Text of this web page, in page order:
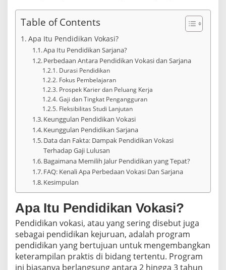
Table of Contents
Apa Itu Pendidikan Vokasi?
Apa Itu Pendidikan Sarjana?
Perbedaan Antara Pendidikan Vokasi dan Sarjana
Durasi Pendidikan
Fokus Pembelajaran
Prospek Karier dan Peluang Kerja
Gaji dan Tingkat Pengangguran
Fleksibilitas Studi Lanjutan
Keunggulan Pendidikan Vokasi
Keunggulan Pendidikan Sarjana
Data dan Fakta: Dampak Pendidikan Vokasi
Terhadap Gaji Lulusan
Bagaimana Memilih Jalur Pendidikan yang Tepat?
FAQ: Kenali Apa Perbedaan Vokasi Dan Sarjana
Kesimpulan
Apa Itu Pendidikan Vokasi?
Pendidikan vokasi, atau yang sering disebut juga
sebagai pendidikan kejuruan, adalah program
pendidikan yang bertujuan untuk mengembangkan
keterampilan praktis di bidang tertentu. Program
ini biasanya berlangsung antara 2 hingga 3 tahun